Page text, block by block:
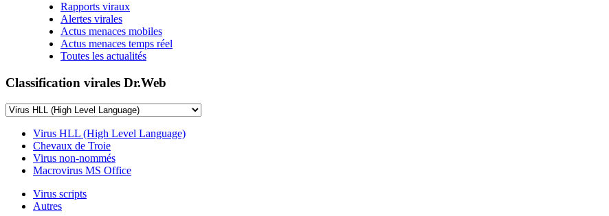
Rapports viraux
Alertes virales
Actus menaces mobiles
Actus menaces temps réel
Toutes les actualités
Classification virales Dr.Web
Virus HLL (High Level Language)
Chevaux de Troie
Virus non-nommés
Macrovirus MS Office
Virus scripts
Autres